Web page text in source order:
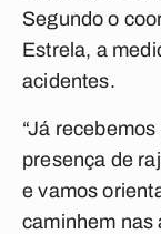
Segundo o
Estrela, a
acidentes.
“Já
presença de
e vamos
caminhem nas